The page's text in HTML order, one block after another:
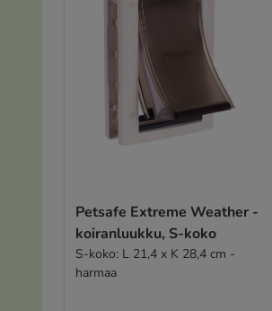
Petsafe Extreme Weather -
koiranluukku, S-koko
S-koko: L 21,4 x K 28,4 cm -
harmaa